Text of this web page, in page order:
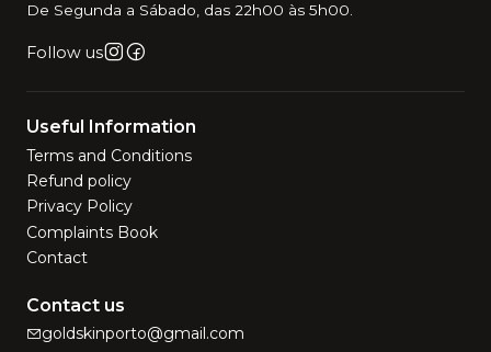
De Segunda a Sábado, das 22h00 às 5h00.
Follow us
Useful Information
Terms and Conditions
Refund policy
Privacy Policy
Complaints Book
Contact
Contact us
goldskinporto@gmail.com